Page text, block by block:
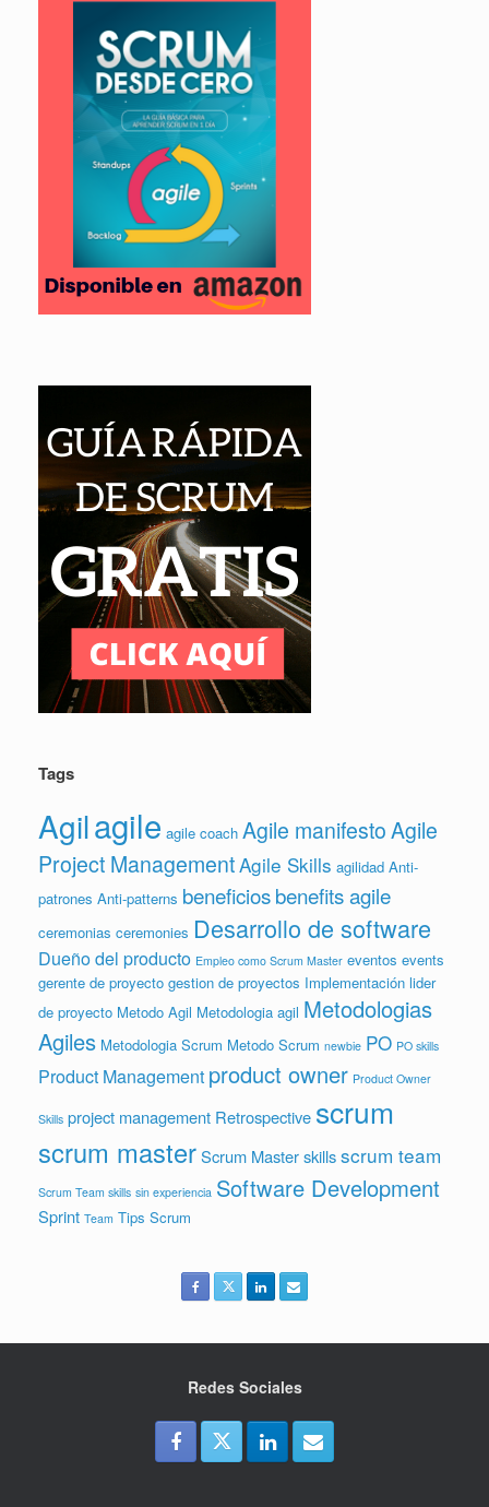
Tags
Agilagile agile coach Agile manifestoAgile
Project ManagementAgile Skills agilidad Anti-
patrones Anti-patterns beneficiosbenefits agile
ceremonias ceremonies Desarrollo de software
Dueño del producto Empleo como Scrum Master eventos events
gerente de proyecto gestion de proyectos Implementación lider
de proyecto Metodo Agil Metodologia agil Metodologias
Agiles Metodologia Scrum Metodo Scrum newbie PO PO skills
Product Management product owner Product Owner
Skills project management Retrospective scrum
scrum masterScrum Master skillsscrum team
Scrum Team skills sin experiencia Software Development
Sprint Team Tips Scrum
Redes Sociales